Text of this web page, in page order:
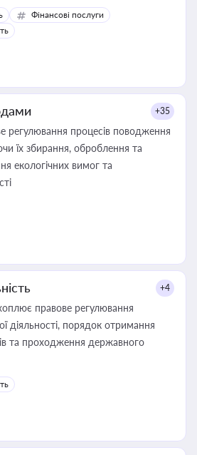
керівника, юриста або
приватизації, оренди
угод і перевірки
діяльності
Фінансові послуги
+35
регулювання процесів поводження
їх збирання, оброблення та
екологічних вимог та
+4
правове регулювання
діяльності, порядок отримання
та проходження державного